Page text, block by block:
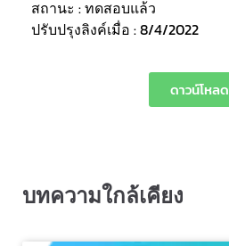
สถานะ : ทดสอบแล้ว
ปรับปรุงลิงค์เมื่อ : 8/4/2022
ดาวน์โหลด
บทความใกล้เคียง